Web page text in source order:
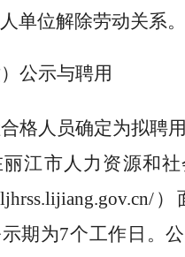
单位解除劳动关系。
）公示与聘用
格人员确定为拟聘
丽江市人力资源和
）
期为7个工作日。